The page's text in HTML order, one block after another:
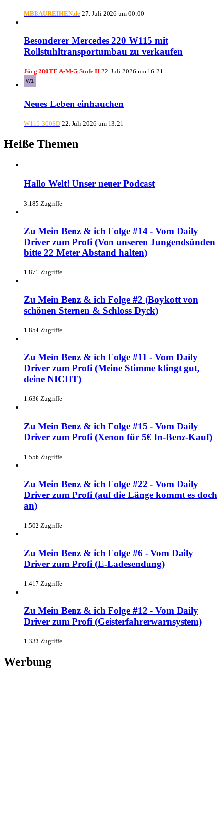
MBBAUREIHEN.de 27. Juli 2026 um 00:00
Besonderer Mercedes 220 W115 mit
Rollstuhltransportumbau zu verkaufen
Jörg 280TE A-M-G Stufe II 22. Juli 2026 um 16:21
Neues Leben einhauchen
W116-300SD 22. Juli 2026 um 13:21
Heiße Themen
Hallo Welt! Unser neuer Podcast
3.185 Zugriffe
Zu Mein Benz & ich Folge #14 - Vom Daily
Driver zum Profi (Von unseren Jungendsünden
bitte 22 Meter Abstand halten)
1.871 Zugriffe
Zu Mein Benz & ich Folge #2 (Boykott von
schönen Sternen & Schloss Dyck)
1.854 Zugriffe
Zu Mein Benz & ich Folge #11 - Vom Daily
Driver zum Profi (Meine Stimme klingt gut,
deine NICHT)
1.636 Zugriffe
Zu Mein Benz & ich Folge #15 - Vom Daily
Driver zum Profi (Xenon für 5€ In-Benz-Kauf)
1.556 Zugriffe
Zu Mein Benz & ich Folge #22 - Vom Daily
Driver zum Profi (auf die Länge kommt es doch
an)
1.502 Zugriffe
Zu Mein Benz & ich Folge #6 - Vom Daily
Driver zum Profi (E-Ladesendung)
1.417 Zugriffe
Zu Mein Benz & ich Folge #12 - Vom Daily
Driver zum Profi (Geisterfahrerwarnsystem)
1.333 Zugriffe
Werbung